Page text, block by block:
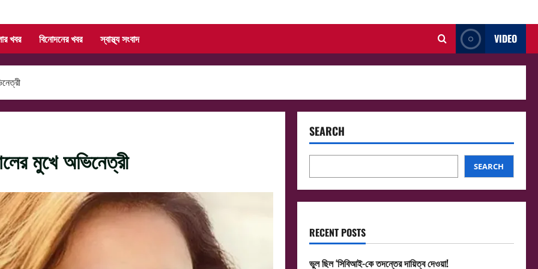
খবর বিনোদনের খবর স্বাস্থ্য সংবাদ VIDEO
মুখে অভিনেত্রী
SEARCH
SEARCH
RECENT POSTS
ভুল ছিল ‘সিবিআই-কে তদন্তের দায়িত্ব দেওয়া!